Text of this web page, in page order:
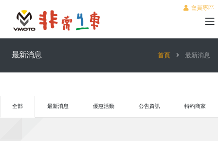
會員專區
最新消息 首頁 最新消息
全部 最新消息 優惠活動 公告資訊 特約商家